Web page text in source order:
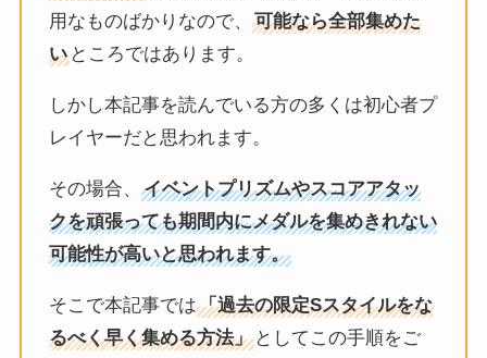
用なものばかりなので、可能なら全部集めた
い ところではあります。
しかし本記事を読んでいる方の多くは初心者プ
レイヤーだと思われます。
その場合、イベントプリズムやスコアアタッ
クを頑張っても期間内にメダルを集めきれない
可能性が高いと思われます。
そこで本記事では「過去の限定Sスタイルをな
るべく早く集める方法」 としてこの手順をご